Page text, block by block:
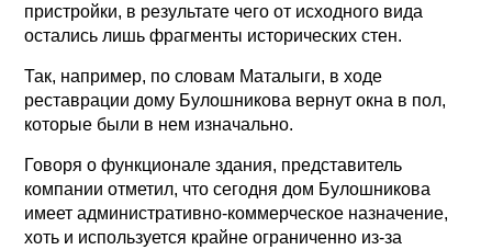
пристройки, в результате чего от исходного вида
остались лишь фрагменты исторических стен.
Так, например, по словам Маталыги, в ходе
реставрации дому Булошникова вернут окна в пол,
которые были в нем изначально.
Говоря о функционале здания, представитель
компании отметил, что сегодня дом Булошникова
имеет административно-коммерческое назначение,
хоть и используется крайне ограниченно из-за